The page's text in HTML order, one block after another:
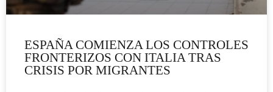
ESPAÑA COMIENZA LOS CONTROLES
FRONTERIZOS CON ITALIA TRAS
CRISIS POR MIGRANTES